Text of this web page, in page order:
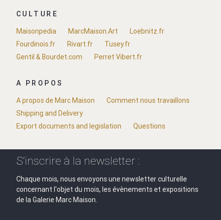
CULTURE
Maisonpedia
MarcMaison.Art
Loebnitz.fr
Fourdinois.fr
Rivart.fr
Tusey.fr
Gentil & Bourdet.com
Perret Vibert.fr
A PROPOS
A propos de Marc Maison
Comment nous travaillons
Shipping and Delivery
Export documents and legislation
Questions
S'inscrire à la newsletter :
Chaque mois, nous envoyons une newsletter culturelle
concernant l'objet du mois, les évènements et expositions
de la Galerie Marc Maison.